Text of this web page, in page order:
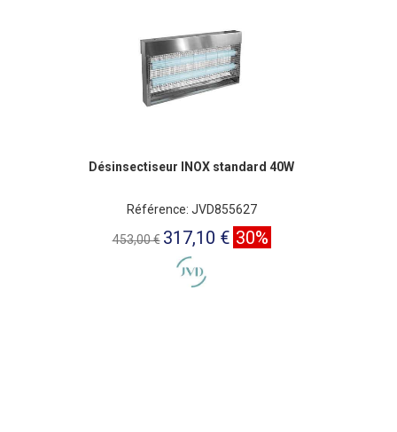
Désinsectiseur INOX standard 40W
Référence: JVD855627
453,00 € 317,10 € 30%